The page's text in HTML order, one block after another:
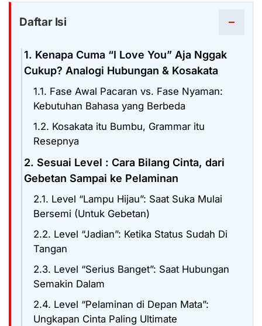
Daftar Isi
1. Kenapa Cuma “I Love You” Aja Nggak
Cukup? Analogi Hubungan & Kosakata
1.1. Fase Awal Pacaran vs. Fase Nyaman:
Kebutuhan Bahasa yang Berbeda
1.2. Kosakata itu Bumbu, Grammar itu
Resepnya
2. Sesuai Level : Cara Bilang Cinta, dari
Gebetan Sampai ke Pelaminan
2.1. Level “Lampu Hijau”: Saat Suka Mulai
Bersemi (Untuk Gebetan)
2.2. Level “Jadian”: Ketika Status Sudah Di
Tangan
2.3. Level “Serius Banget”: Saat Hubungan
Semakin Dalam
2.4. Level “Pelaminan di Depan Mata”:
Ungkapan Cinta Paling Ultimate